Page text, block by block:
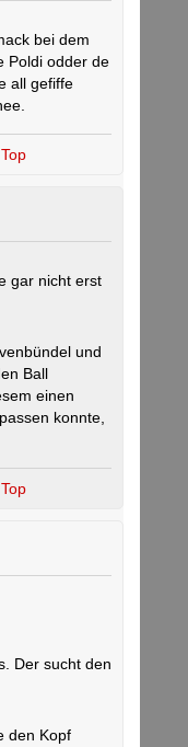
bei dem
Poldi odder de
all gefiffe
gar nicht erst
und
Ball
einen
konnte,
Der sucht den
den Kopf